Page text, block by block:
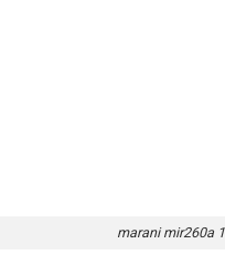
marani mir260a 1